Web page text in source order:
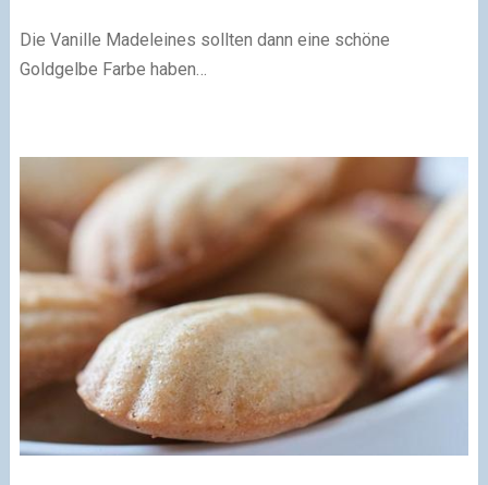
Die Vanille Madeleines sollten dann eine schöne
Goldgelbe Farbe haben…